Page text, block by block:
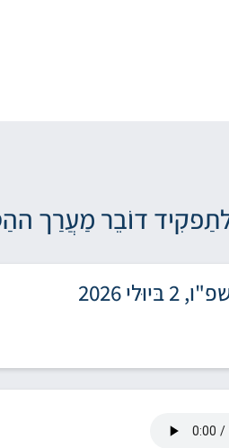
לתַפקִיד דוֹבֵר מַעֲרַך
2026